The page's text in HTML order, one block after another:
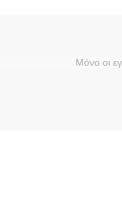
Μόνο οι